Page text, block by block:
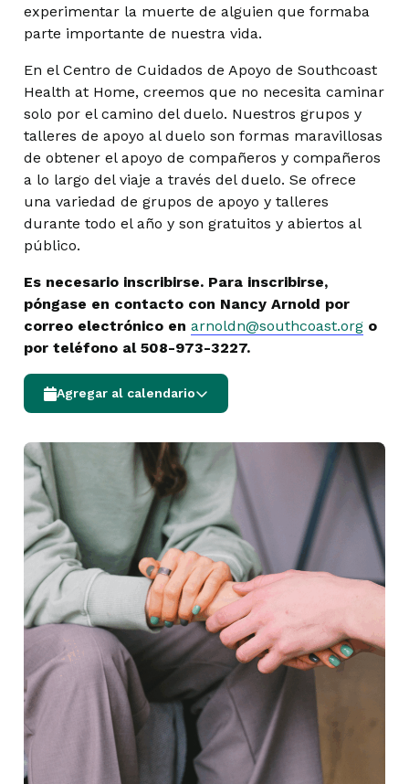
experimentar la muerte de alguien que formaba
parte importante de nuestra vida.
En el Centro de Cuidados de Apoyo de Southcoast
Health at Home, creemos que no necesita caminar
solo por el camino del duelo. Nuestros grupos y
talleres de apoyo al duelo son formas maravillosas
de obtener el apoyo de compañeros y compañeros
a lo largo del viaje a través del duelo. Se ofrece
una variedad de grupos de apoyo y talleres
durante todo el año y son gratuitos y abiertos al
público.
Es necesario inscribirse. Para inscribirse,
póngase en contacto con Nancy Arnold por
correo electrónico en arnoldn@southcoast.org o
por teléfono al 508-973-3227.
Agregar al calendario